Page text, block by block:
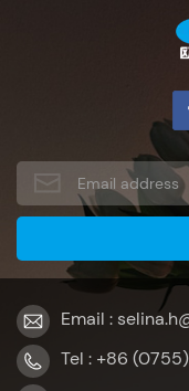
Email :
Tel : +86